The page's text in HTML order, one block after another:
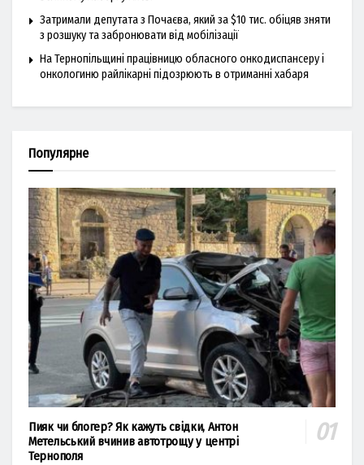
Затримали депутата з Почаєва, який за $10 тис. обіцяв зняти
з розшуку та забронювати від мобілізації
На Тернопільщині працівницю обласного онкодиспансеру і
онкологиню райлікарні підозрюють в отриманні хабаря
Популярне
Пияк чи блогер? Як кажуть свідки, Антон
Метельський вчинив автотрощу у центрі
Тернополя